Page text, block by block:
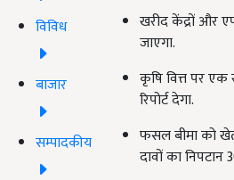
विविध
बाजार
सम्पादकीय
खरीद केंद्रों और
जाएगा.
कृषि वित्त पर
रिपोर्ट देगा.
फसल बीमा को खेत
दावों का निपटान